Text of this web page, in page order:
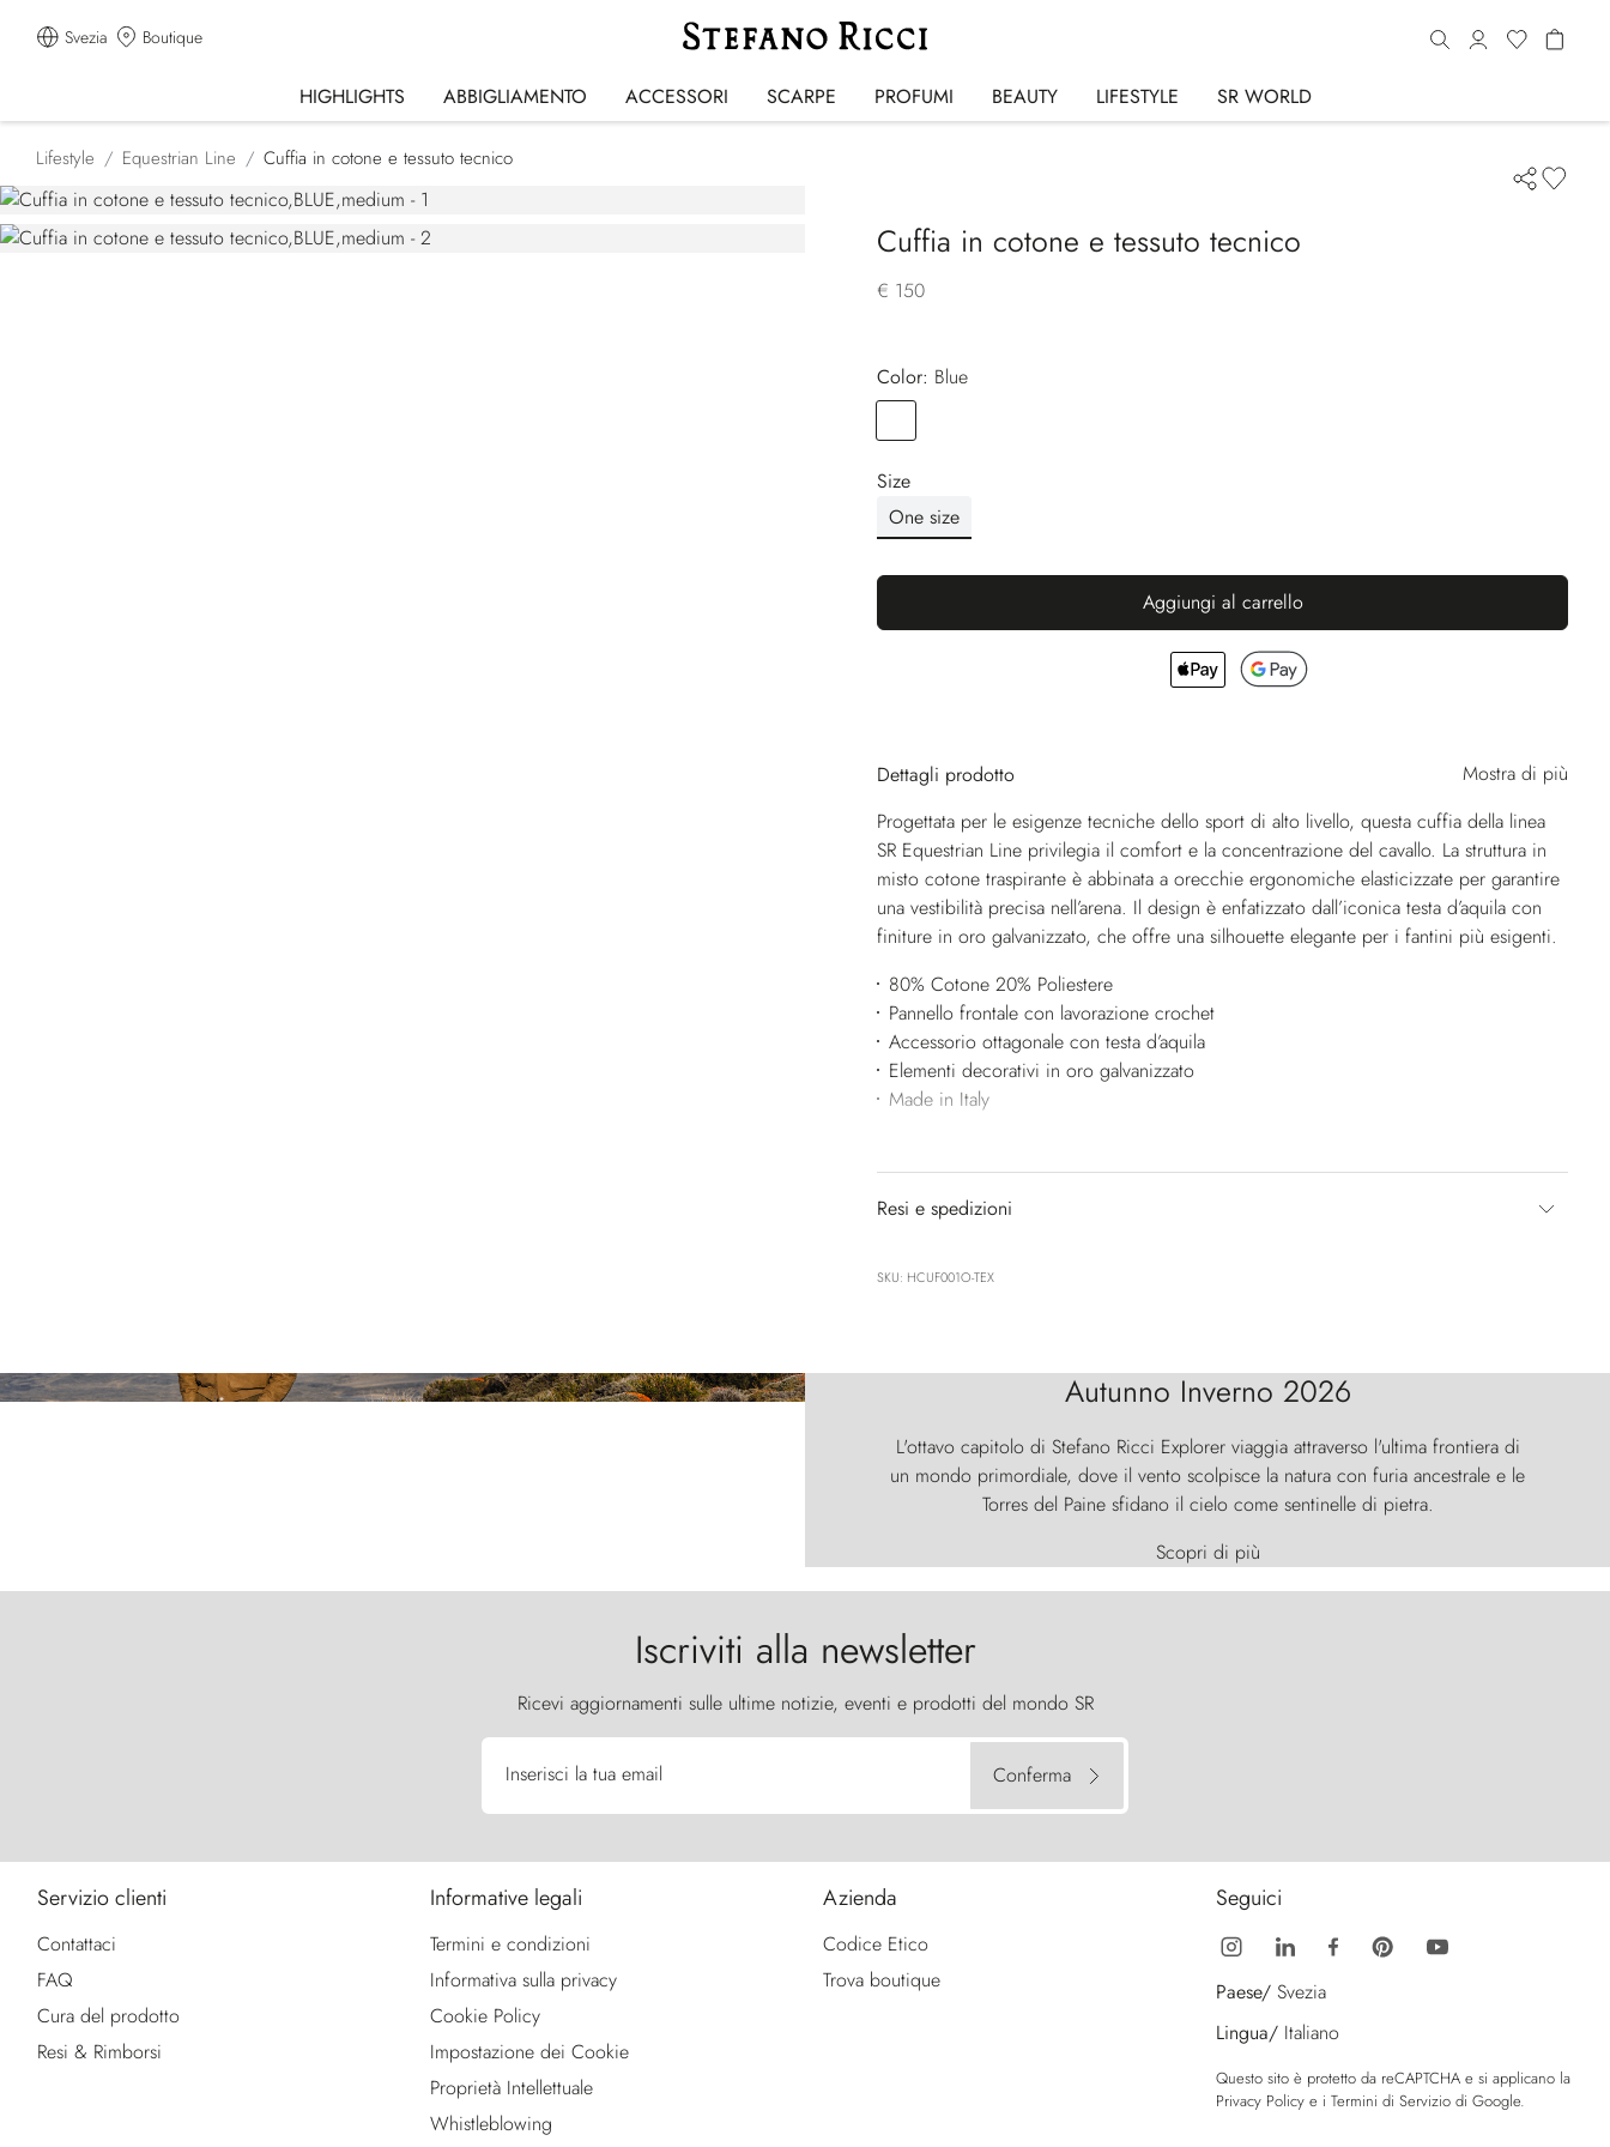
Svezia Boutique
HIGHLIGHTS ABBIGLIAMENTO ACCESSORI SCARPE PROFUMI BEAUTY LIFESTYLE SR WORLD
Lifestyle Equestrian Line Cuffia in cotone e tessuto tecnico
Cuffia in cotone e tessuto tecnico
€ 150
Color:
blue
Size
One size
Aggiungi al carrello
Dettagli prodotto
Mostra di più
Progettata per le esigenze tecniche dello sport di alto livello, questa cuffia della linea
SR Equestrian Line privilegia il comfort e la concentrazione del cavallo. La struttura in
misto cotone traspirante è abbinata a orecchie ergonomiche elasticizzate per garantire
una vestibilità precisa nell’arena. Il design è enfatizzato dall’iconica testa d’aquila con
finiture in oro galvanizzato, che offre una silhouette elegante per i fantini più esigenti.
80% Cotone 20% Poliestere
Pannello frontale con lavorazione crochet
Accessorio ottagonale con testa d’aquila
Elementi decorativi in oro galvanizzato
Made in Italy
Resi e spedizioni
SKU: HCUF001O-TEX
Autunno Inverno 2026
L'ottavo capitolo di Stefano Ricci Explorer viaggia attraverso l'ultima frontiera di
un mondo primordiale, dove il vento scolpisce la natura con furia ancestrale e le
Torres del Paine sfidano il cielo come sentinelle di pietra.
Scopri di più
Iscriviti alla newsletter
Ricevi aggiornamenti sulle ultime notizie, eventi e prodotti del mondo SR
Inserisci la tua email Conferma
Servizio clienti
Contattaci
FAQ
Cura del prodotto
Resi & Rimborsi
Informative legali
Termini e condizioni
Informativa sulla privacy
Cookie Policy
Impostazione dei Cookie
Proprietà Intellettuale
Whistleblowing
Azienda
Codice Etico
Trova boutique
Seguici
Paese/ Svezia
Lingua/ Italiano
Questo sito è protetto da reCAPTCHA e si applicano la
Privacy Policy e i Termini di Servizio di Google.